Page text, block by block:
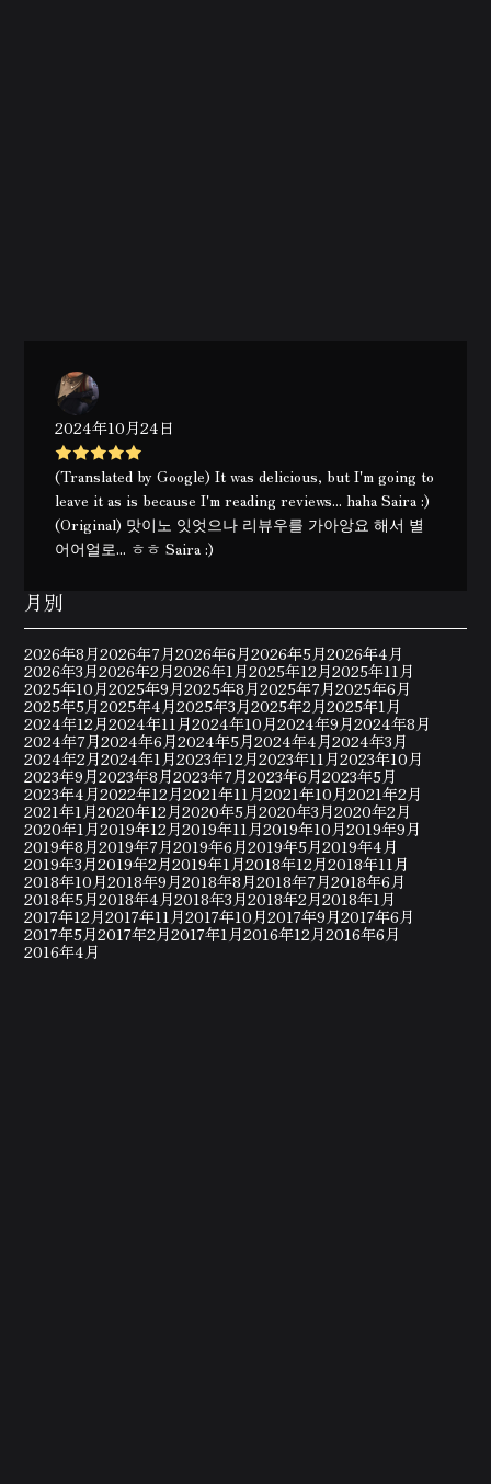
2024年10月24日
(Translated by Google) It was delicious, but I'm going to
leave it as is because I'm reading reviews... haha Saira :)
(Original) 맛이노 잇엇으나 리뷰우를 가아앙요 해서 별
어어얼로... ㅎㅎ Saira :)
月別
2026年8月2026年7月2026年6月2026年5月2026年4月
2026年3月2026年2月2026年1月2025年12月2025年11月
2025年10月2025年9月2025年8月2025年7月2025年6月
2025年5月2025年4月2025年3月2025年2月2025年1月
2024年12月2024年11月2024年10月2024年9月2024年8月
2024年7月2024年6月2024年5月2024年4月2024年3月
2024年2月2024年1月2023年12月2023年11月2023年10月
2023年9月2023年8月2023年7月2023年6月2023年5月
2023年4月2022年12月2021年11月2021年10月2021年2月
2021年1月2020年12月2020年5月2020年3月2020年2月
2020年1月2019年12月2019年11月2019年10月2019年9月
2019年8月2019年7月2019年6月2019年5月2019年4月
2019年3月2019年2月2019年1月2018年12月2018年11月
2018年10月2018年9月2018年8月2018年7月2018年6月
2018年5月2018年4月2018年3月2018年2月2018年1月
2017年12月2017年11月2017年10月2017年9月2017年6月
2017年5月2017年2月2017年1月2016年12月2016年6月
2016年4月